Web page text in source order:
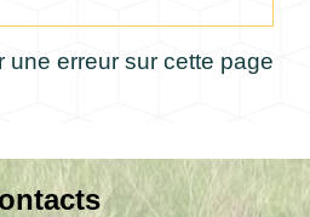
une erreur sur cette page